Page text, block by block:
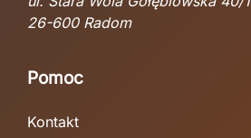
26-600 Radom
Pomoc
Kontakt